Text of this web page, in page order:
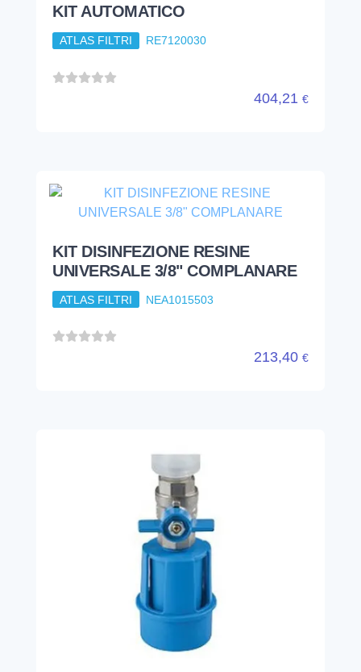
KIT AUTOMATICO
ATLAS FILTRI RE7120030
404,21 €
KIT DISINFEZIONE RESINE
UNIVERSALE 3/8" COMPLANARE
ATLAS FILTRI NEA1015503
213,40 €